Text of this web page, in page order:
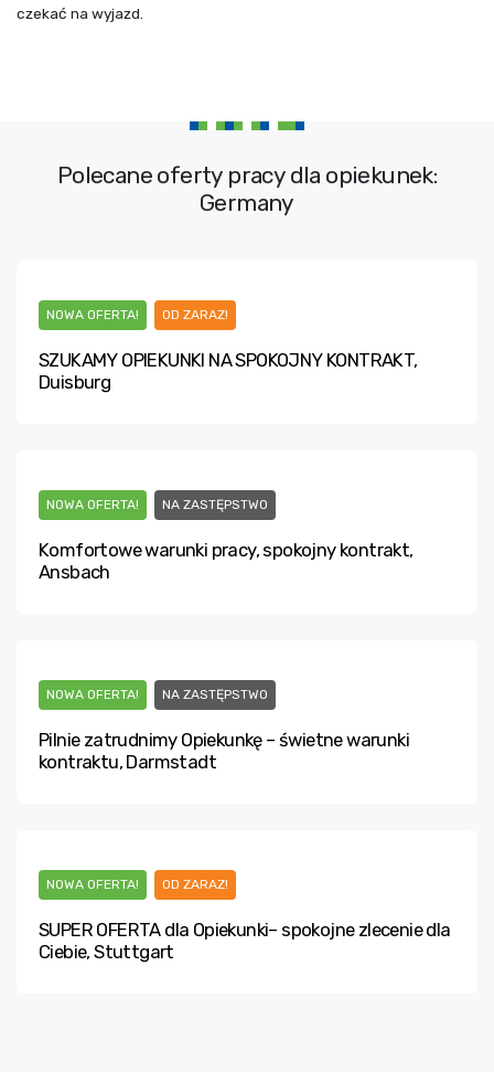
czekać na wyjazd.
Polecane oferty pracy dla opiekunek:
Germany
NOWA OFERTA! OD ZARAZ!
SZUKAMY OPIEKUNKI NA SPOKOJNY KONTRAKT,
Duisburg
NOWA OFERTA! NA ZASTĘPSTWO
Komfortowe warunki pracy, spokojny kontrakt,
Ansbach
NOWA OFERTA! NA ZASTĘPSTWO
Pilnie zatrudnimy Opiekunkę – świetne warunki
kontraktu, Darmstadt
NOWA OFERTA! OD ZARAZ!
SUPER OFERTA dla Opiekunki– spokojne zlecenie dla
Ciebie, Stuttgart